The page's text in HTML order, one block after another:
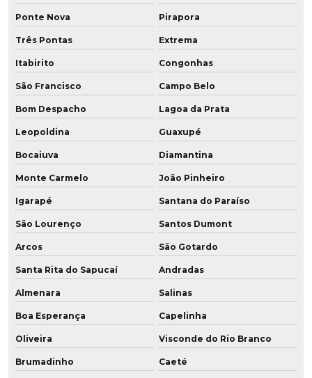
Peças técnicas em pu
Peças usinadas em pu
Perfil para mineração
Placa de poliuretano
Placa de poliuretano 5mm
Placa de poliuretano onde comprar
Placa de pu onde comprar
Placas de poliuretano preço
Polia em baixa dureza
Polia em poliuretano
Poliuretano aditivado
Ponte Nova Pirapora
Três Pontas Extrema
Itabirito Congonhas
São Francisco Campo Belo
Bom Despacho Lagoa da Prata
Leopoldina Guaxupé
Bocaiuva Diamantina
Monte Carmelo João Pinheiro
Igarapé Santana do Paraíso
São Lourenço Santos Dumont
Arcos São Gotardo
Santa Rita do Sapucaí Andradas
Almenara Salinas
Boa Esperança Capelinha
Oliveira Visconde do Rio Branco
Brumadinho Caeté